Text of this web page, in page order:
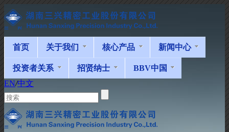
首页 关于我们 核心产品 新闻中心
投资者关系 招贤纳士
BBV中国
EN/中文